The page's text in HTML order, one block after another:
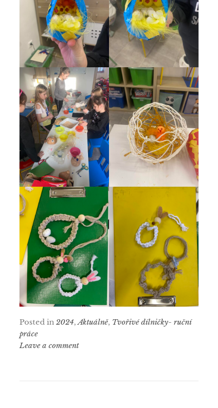
Posted in 2024, Aktuálně, Tvořivé dílničky- ruční
práce
Leave a comment